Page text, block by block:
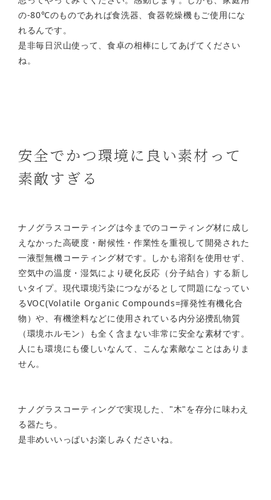
の-80℃のものであれば食洗器、食器乾燥機もご使用にな
れるんです。
是非毎日沢山使って、食卓の相棒にしてあげてください
ね。
安全でかつ環境に良い素材って
素敵すぎる
ナノグラスコーティングは今までのコーティング材に成し
えなかった高硬度・耐候性・作業性を重視して開発された
一液型無機コーティング材です。しかも溶剤を使用せず、
空気中の温度・湿気により硬化反応（分子結合）する新し
いタイプ。現代環境汚染につながるとして問題になってい
るVOC(Volatile Organic Compounds=揮発性有機化合
物）や、有機塗料などに使用されている内分泌攪乱物質
（環境ホルモン）も全く含まない非常に安全な素材です。
人にも環境にも優しいなんて、こんな素敵なことはありま
せん。
ナノグラスコーティングで実現した、"木"を存分に味わえ
る器たち。
是非めいいっぱいお楽しみくださいね。